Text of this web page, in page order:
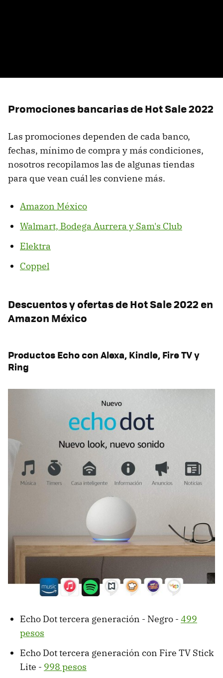
Promociones bancarias de Hot Sale 2022
Las promociones dependen de cada banco,
fechas, mínimo de compra y más condiciones,
nosotros recopilamos las de algunas tiendas
para que vean cuál les conviene más.
Amazon México
Walmart, Bodega Aurrera y Sam's Club
Elektra
Coppel
Descuentos y ofertas de Hot Sale 2022 en
Amazon México
Productos Echo con Alexa, Kindle, Fire TV y
Ring
Echo Dot tercera generación - Negro - 499
pesos
Echo Dot tercera generación con Fire TV Stick
Lite - 998 pesos